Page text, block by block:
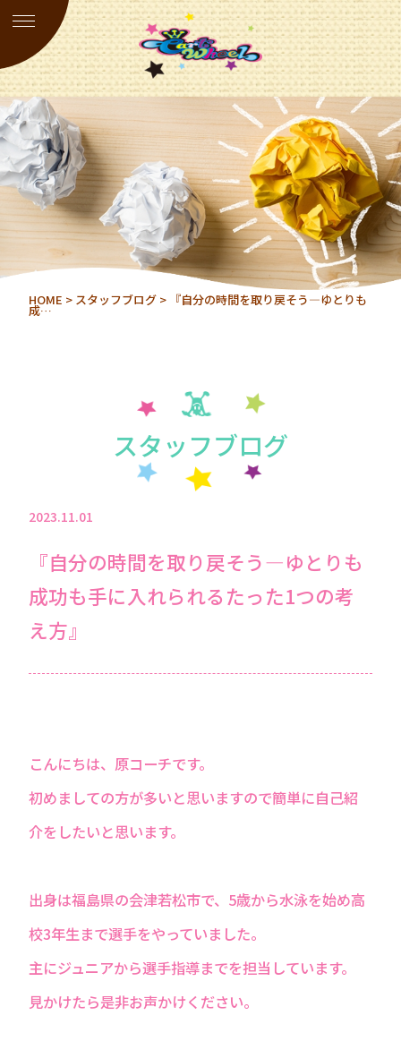
HOME > スタッフブログ > 『自分の時間を取り戻そう―ゆとりも
成…
スタッフブログ
2023.11.01
『自分の時間を取り戻そう―ゆとりも
成功も手に入れられるたった1つの考
え方』
こんにちは、原コーチです。
初めましての方が多いと思いますので簡単に自己紹
介をしたいと思います。
出身は福島県の会津若松市で、5歳から水泳を始め高
校3年生まで選手をやっていました。
主にジュニアから選手指導までを担当しています。
見かけたら是非お声かけください。